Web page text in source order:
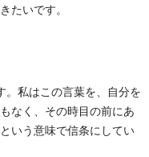
たいです。
。私はこの言葉を、自分を
なく、その時目の前にあ
いう意味で信条にしてい